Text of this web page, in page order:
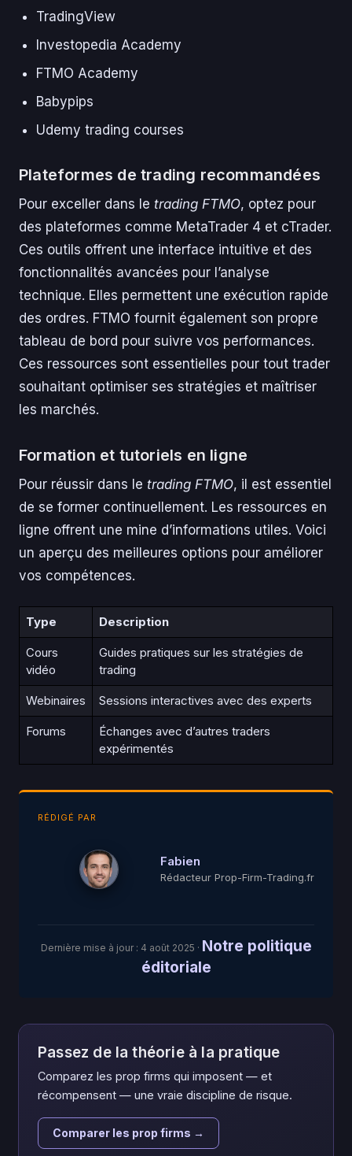
TradingView
Investopedia Academy
FTMO Academy
Babypips
Udemy trading courses
Plateformes de trading recommandées
Pour exceller dans le trading FTMO, optez pour
des plateformes comme MetaTrader 4 et cTrader.
Ces outils offrent une interface intuitive et des
fonctionnalités avancées pour l’analyse
technique. Elles permettent une exécution rapide
des ordres. FTMO fournit également son propre
tableau de bord pour suivre vos performances.
Ces ressources sont essentielles pour tout trader
souhaitant optimiser ses stratégies et maîtriser
les marchés.
Formation et tutoriels en ligne
Pour réussir dans le trading FTMO, il est essentiel
de se former continuellement. Les ressources en
ligne offrent une mine d’informations utiles. Voici
un aperçu des meilleures options pour améliorer
vos compétences.
Type Description
Cours
vidéo
Guides pratiques sur les stratégies de
trading
Webinaires Sessions interactives avec des experts
Forums
Échanges avec d’autres traders
expérimentés
RÉDIGÉ PAR
Fabien
Rédacteur Prop-Firm-Trading.fr
Dernière mise à jour : 4 août 2025 · Notre politique
éditoriale
Passez de la théorie à la pratique
Comparez les prop firms qui imposent — et
récompensent — une vraie discipline de risque.
Comparer les prop firms →